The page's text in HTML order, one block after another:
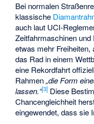
Bei normalen
klassische
auch laut UCI-
Zeitfahrmaschinen
etwas mehr
das Rad in einem
eine Rekordfahrt
Rahmen„die Form
lassen.“[3] Diese
Chancengleichheit
eingewendet, dass sie